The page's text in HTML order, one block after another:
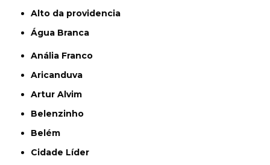
alto da providencia
Água Branca
Anália Franco
Aricanduva
Artur Alvim
Belenzinho
Belém
Cidade Líder